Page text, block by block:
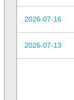
2026-07-16
2026-07-13